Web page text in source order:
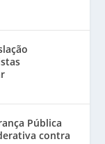
Pública
contra